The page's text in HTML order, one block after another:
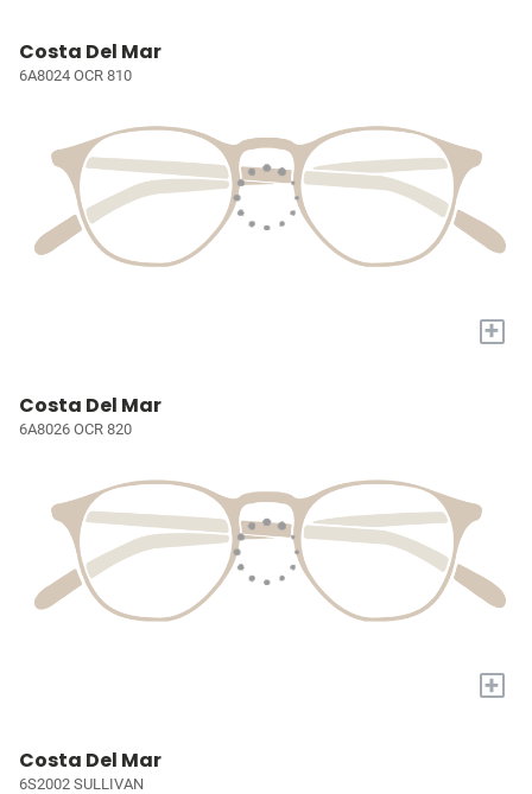
Costa Del Mar
6A8024 OCR 810
+
Costa Del Mar
6A8026 OCR 820
+
Costa Del Mar
6S2002 SULLIVAN